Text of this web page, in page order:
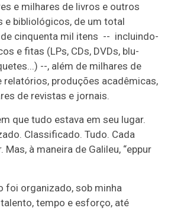
e milhares de livros e outros
e bibliológicos, de um total
cinquenta mil itens -- incluindo-
e fitas (LPs, CDs, DVDs, blu-
--, além de milhares de
relatórios, produções acadêmicas,
de revistas e jornais.
que tudo estava em seu lugar.
Classificado. Tudo. Cada
Mas, à maneira de Galileu, “eppur
foi organizado, sob minha
tempo e esforço, até